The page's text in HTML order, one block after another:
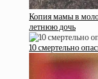
Копия мамы в
летнюю дочь
10 смертельно